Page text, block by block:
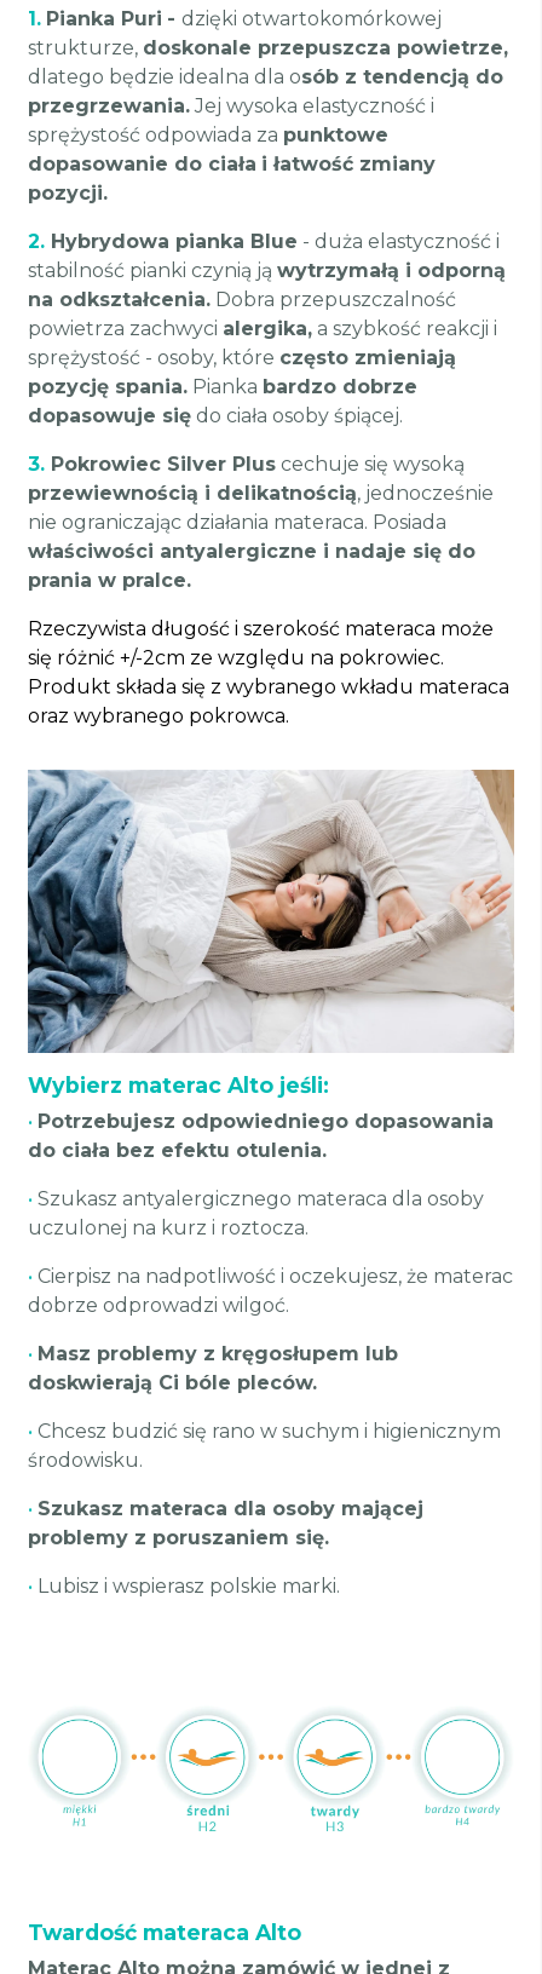
1. Pianka Puri - dzięki otwartokomórkowej
strukturze, doskonale przepuszcza powietrze,
dlatego będzie idealna dla osób z tendencją do
przegrzewania.Jej wysoka elastyczność i
sprężystość odpowiada za punktowe
dopasowanie do ciała i łatwość zmiany
pozycji.
2. Hybrydowa pianka Blue - duża elastyczność i
stabilność pianki czynią ją wytrzymałą i odporną
na odkształcenia. Dobra przepuszczalność
powietrza zachwyci alergika, a szybkość reakcji i
sprężystość - osoby, które często zmieniają
pozycję spania. Pianka bardzo dobrze
dopasowuje się do ciała osoby śpiącej.
3. Pokrowiec Silver Plus cechuje się wysoką
przewiewnością i delikatnością, jednocześnie
nie ograniczając działania materaca. Posiada
właściwości antyalergiczne i nadaje się do
prania w pralce.
Rzeczywista długość i szerokość materaca może
się różnić +/-2cm ze względu na pokrowiec.
Produkt składa się z wybranego wkładu materaca
oraz wybranego pokrowca.
Wybierz materac Alto jeśli:
• Potrzebujesz odpowiedniego dopasowania
do ciała bez efektu otulenia.
• Szukasz antyalergicznego materaca dla osoby
uczulonej na kurz i roztocza.
• Cierpisz na nadpotliwość i oczekujesz, że materac
dobrze odprowadzi wilgoć.
• Masz problemy z kręgosłupem lub
doskwierają Ci bóle pleców.
• Chcesz budzić się rano w suchym i higienicznym
środowisku.
• Szukasz materaca dla osoby mającej
problemy z poruszaniem się.
• Lubisz i wspierasz polskie marki.
Twardość materaca Alto
Materac Alto można zamówić w jednej z